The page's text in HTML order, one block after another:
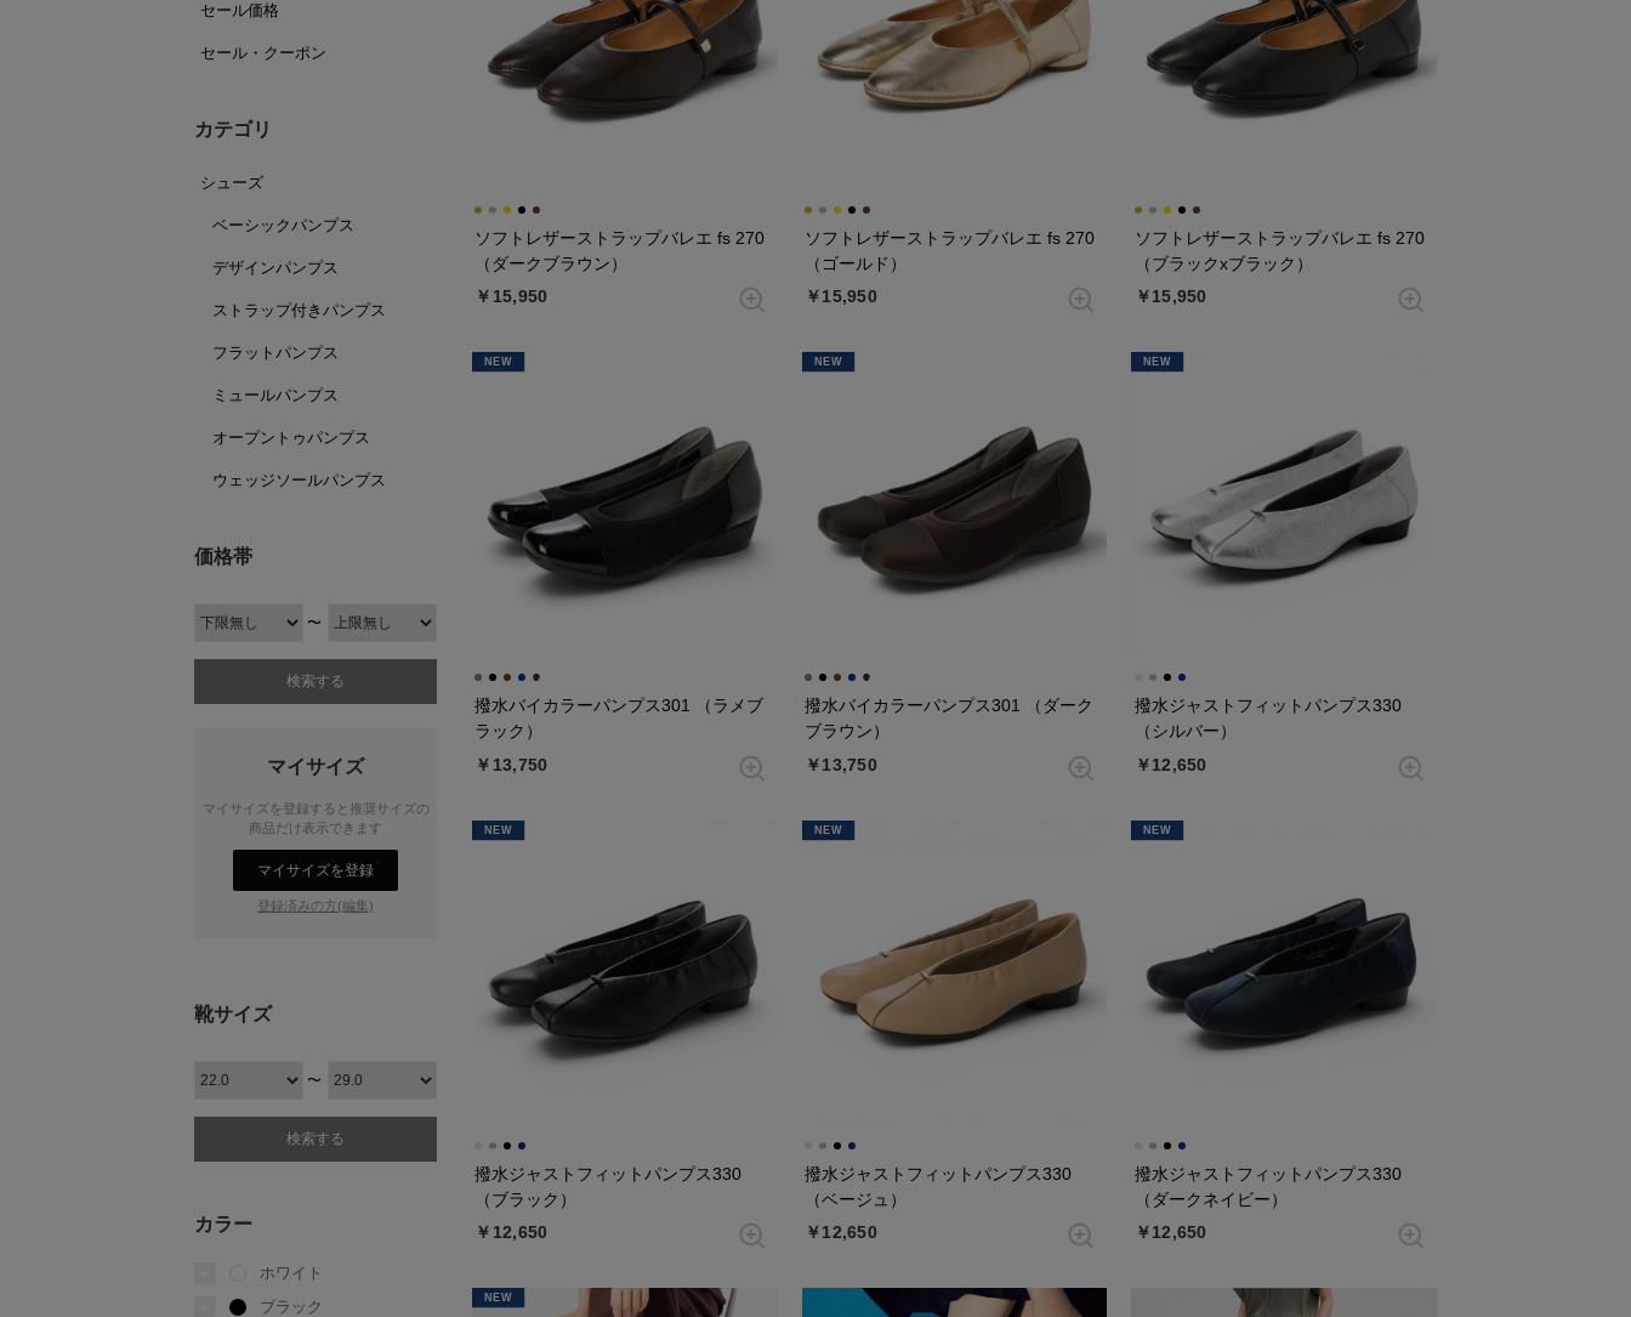
セール価格
セール・クーポン
カテゴリ
シューズ
ベーシックパンプス
デザインパンプス
ストラップ付きパンプス
フラットパンプス
ミュールパンプス
オープントゥパンプス
ウェッジソールパンプス
価格帯
〜
マイサイズ
マイサイズを登録すると推奨サイズの
商品だけ表示できます
マイサイズを登録
登録済みの方(編集)
靴サイズ
〜
カラー
ホワイト
ブラック
ソフトレザーストラップバレエ fs 270
（ダークブラウン）
￥15,950
ソフトレザーストラップバレエ fs 270
（ゴールド）
￥15,950
ソフトレザーストラップバレエ fs 270
（ブラックxブラック）
￥15,950
NEW
撥水バイカラーパンプス301 （ラメブ
ラック）
￥13,750
NEW
撥水バイカラーパンプス301 （ダーク
ブラウン）
￥13,750
NEW
撥水ジャストフィットパンプス330
（シルバー）
￥12,650
NEW
撥水ジャストフィットパンプス330
（ブラック）
￥12,650
NEW
撥水ジャストフィットパンプス330
（ベージュ）
￥12,650
NEW
撥水ジャストフィットパンプス330
（ダークネイビー）
￥12,650
NEW